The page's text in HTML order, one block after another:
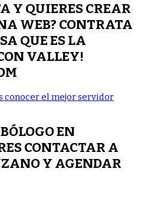
Y QUIERES CREAR
WEB? CONTRATA
QUE ES LA
VALLEY!
conocer el mejor servidor
EN
CONTACTAR A
Y AGENDAR